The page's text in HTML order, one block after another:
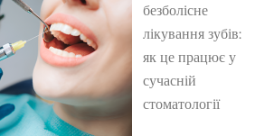
безболісне
лікування зубів:
як це працює у
сучасній
стоматології